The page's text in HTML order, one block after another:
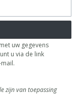
uw gegevens
u via de link
zijn van toepassing